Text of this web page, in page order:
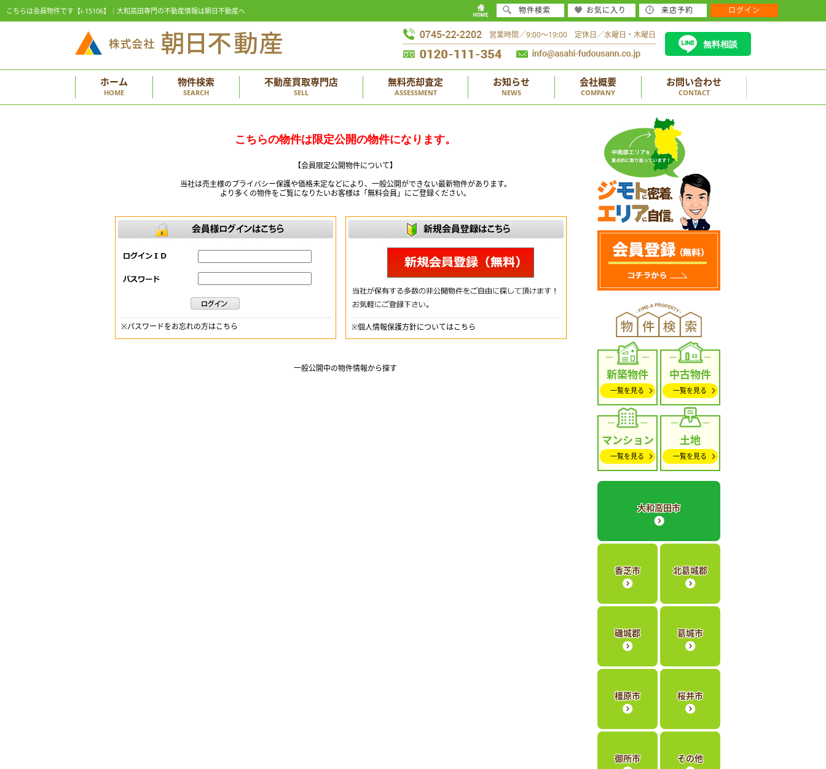
こちらは会員物件です【i-15106】｜大和高田専門の不動産情報は朝日不動産へ
営業時間／9:00～19:00 定休日／水曜日・木曜日
無料相談
ホーム
HOME
物件検索
SEARCH
不動産買取専門店
SELL
無料売却査定
ASSESSMENT
お知らせ
NEWS
会社概要
COMPANY
お問い合わせ
CONTACT
こちらの物件は限定公開の物件になります。
【会員限定公開物件について】
当社は売主様のプライバシー保護や価格未定などにより、一般公開ができない最新物件があります。
より多くの物件をご覧になりたいお客様は「無料会員」にご登録ください。
※パスワードをお忘れの方はこちら ※個人情報保護方針についてはこちら
一般公開中の物件情報から探す 新築物件
一覧を見る
中古物件
一覧を見る
マンション
一覧を見る
土地
一覧を見る
大和高田市
香芝市 北葛城郡
磯城郡 葛城市
橿原市 桜井市
御所市 その他
物件検索 お気に入り 来店予約 ログイン